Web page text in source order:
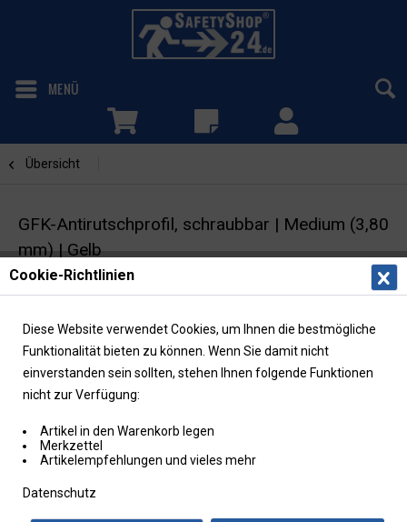
MENÜ
Übersicht
GFK-Antirutschprofil, schraubbar | Medium (3,80
mm) | Gelb
Cookie-Richtlinien
Diese Website verwendet Cookies, um Ihnen die bestmögliche
Funktionalität bieten zu können. Wenn Sie damit nicht
einverstanden sein sollten, stehen Ihnen folgende Funktionen
nicht zur Verfügung:
Artikel in den Warenkorb legen
Merkzettel
Artikelempfehlungen und vieles mehr
Datenschutz